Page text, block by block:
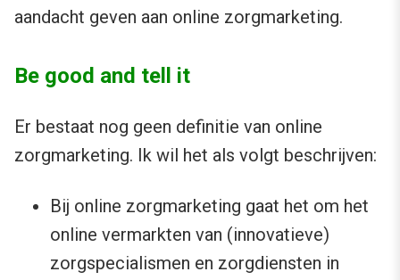
aandacht geven aan online zorgmarketing.
Be good and tell it
Er bestaat nog geen definitie van online
zorgmarketing. Ik wil het als volgt beschrijven:
Bij online zorgmarketing gaat het om het
online vermarkten van (innovatieve)
zorgspecialismen en zorgdiensten in